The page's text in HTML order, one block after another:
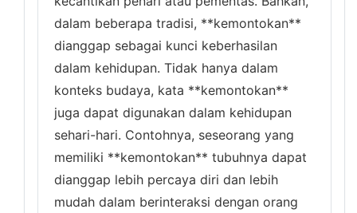
dalam beberapa tradisi, **kemontokan**
dianggap sebagai kunci keberhasilan
dalam kehidupan. Tidak hanya dalam
konteks budaya, kata **kemontokan**
juga dapat digunakan dalam kehidupan
sehari-hari. Contohnya, seseorang yang
memiliki **kemontokan** tubuhnya dapat
dianggap lebih percaya diri dan lebih
mudah dalam berinteraksi dengan orang